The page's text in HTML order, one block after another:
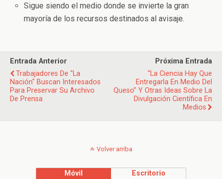
Sigue siendo el medio donde se invierte la gran
mayoría de los recursos destinados al avisaje.
Entrada Anterior
Trabajadores De "La
Nación" Buscan Interesados
Para Preservar Su Archivo
De Prensa
Próxima Entrada
“La Ciencia Hay Que
Entregarla En Medio Del
Queso” Y Otras Ideas Sobre La
Divulgación Científica En
Medios
Volver arriba
Móvil Escritorio